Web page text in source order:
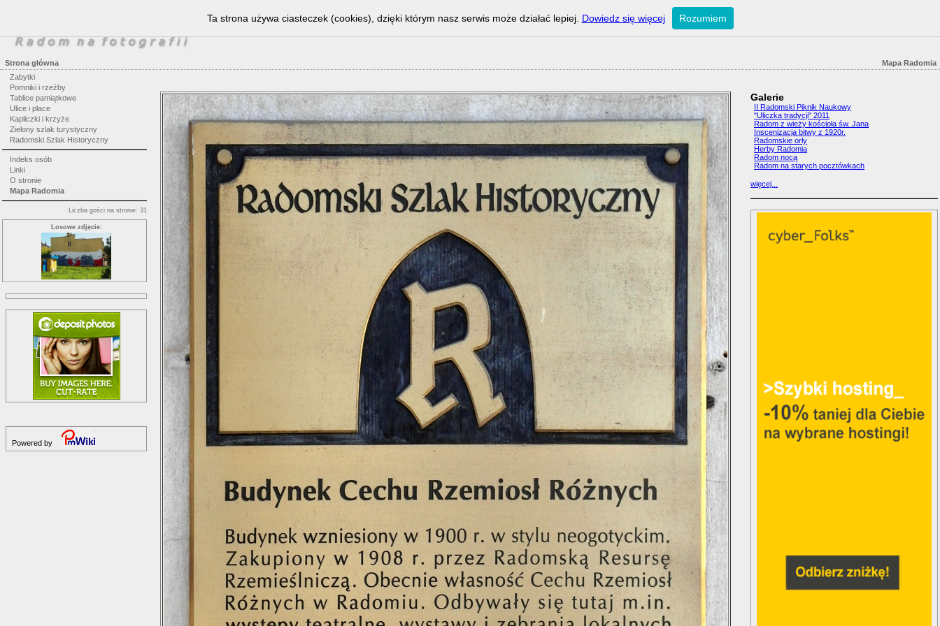
Mapa Radomia
Strona główna
Zabytki
Pomniki i rzeźby
Tablice pamiątkowe
Ulice i place
Kapliczki i krzyże
Zielony szlak turystyczny
Radomski Szlak Historyczny
Indeks osób
Linki
O stronie
Mapa Radomia
Liczba gości na stronie: 31
Losowe zdjęcie:
Powered by
Galerie
II Radomski Piknik Naukowy
"Uliczka tradycji" 2011
Radom z wieży kościoła św. Jana
Inscenizacja bitwy z 1920r.
Radomskie orły
Herby Radomia
Radom nocą
Radom na starych pocztówkach
więcej...
Ta strona używa ciasteczek (cookies), dzięki którym nasz serwis może działać lepiej. Dowiedz się więcej Rozumiem